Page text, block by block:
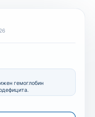
гемоглобин